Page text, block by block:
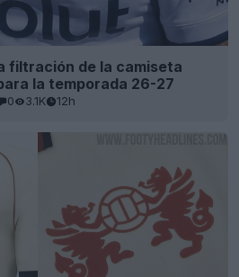
filtración de la camiseta
la temporada 26-27
0 3.1K 12h